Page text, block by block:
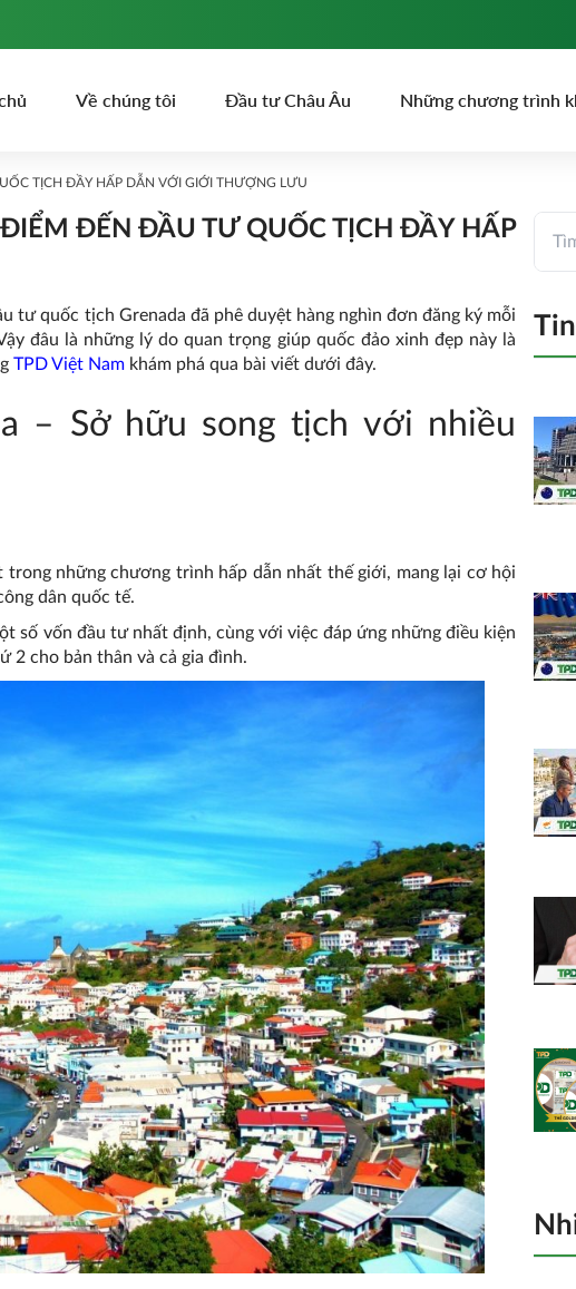
Về chúng tôi Đầu tư Châu Âu Những chương trình
TỊCH ĐẦY HẤP DẪN VỚI GIỚI THƯỢNG LƯU
ĐẾN ĐẦU TƯ QUỐC TỊCH ĐẦY HẤP
quốc tịch Grenada đã phê duyệt hàng nghìn đơn đăng ký mỗi
đâu là những lý do quan trọng giúp quốc đảo xinh đẹp này là
TPD Việt Nam khám phá qua bài viết dưới đây.
– Sở hữu song tịch với nhiều
trong những chương trình hấp dẫn nhất thế giới, mang lại cơ hội
dân quốc tế.
số vốn đầu tư nhất định, cùng với việc đáp ứng những điều kiện
2 cho bản thân và cả gia đình.